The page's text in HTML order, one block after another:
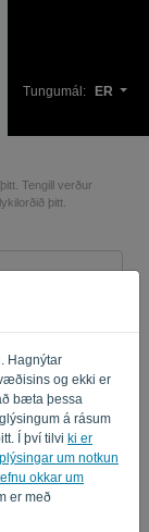
Hagnýtar
og ekki er
bæta þessa
á rásum
Í því tilvi ki er
um notkun
okkar um
er með
Tungumál: ER
Tengill verður
þitt.